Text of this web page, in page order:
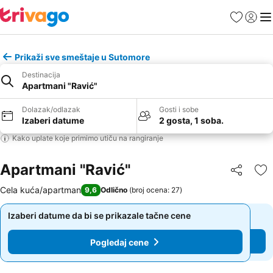
FavoritiPrijavi
Prikaži sve smeštaje u Sutomore
Destinacija
Apartmani "Ravić"
Dolazak/odlazak
Izaberi datume
Gosti i sobe
2 gosta, 1 soba.
Kako uplate koje primimo utiču na rangiranje
Apartmani "Ravić" Deli
Cela kuća/apartman 9,6 Odlično (broj ocena: 27)
Izaberi datume da bi se prikazale tačne cene
Pogledaj cene
Izaberi datume da bi se prikazale tačne cene
Pogledaj cene